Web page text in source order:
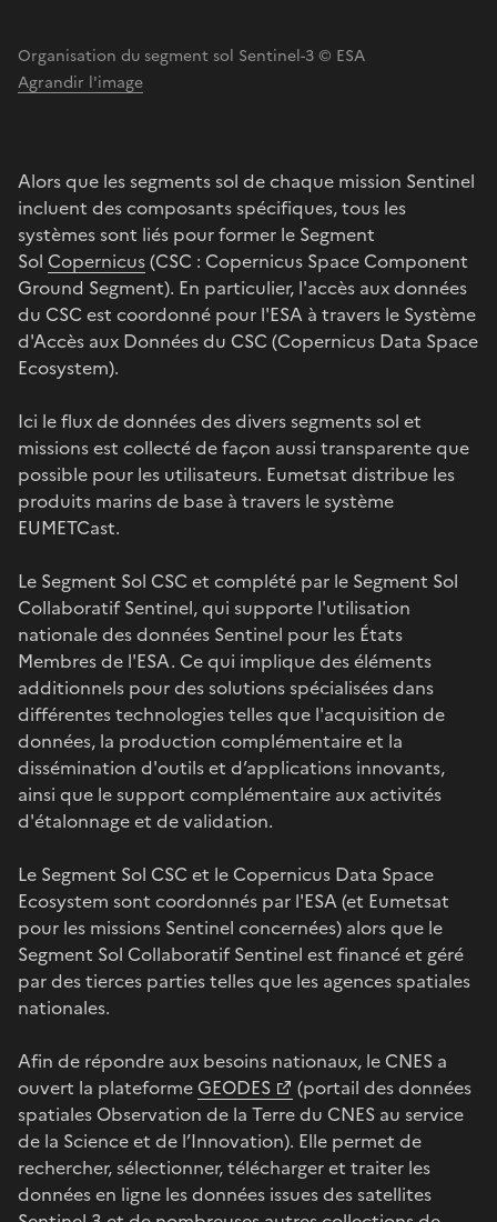
Organisation du segment sol Sentinel-3 © ESA
Agrandir l'image
Alors que les segments sol de chaque mission Sentinel
incluent des composants spécifiques, tous les
systèmes sont liés pour former le Segment
Sol Copernicus(CSC : Copernicus Space Component
Ground Segment). En particulier, l'accès aux données
du CSC est coordonné pour l'ESA à travers le Système
d'Accès aux Données du CSC (Copernicus Data Space
Ecosystem).
Ici le flux de données des divers segments sol et
missions est collecté de façon aussi transparente que
possible pour les utilisateurs. Eumetsat distribue les
produits marins de base à travers le système
EUMETCast.
Le Segment Sol CSC et complété par le Segment Sol
Collaboratif Sentinel, qui supporte l'utilisation
nationale des données Sentinel pour les États
Membres de l'ESA. Ce qui implique des éléments
additionnels pour des solutions spécialisées dans
différentes technologies telles que l'acquisition de
données, la production complémentaire et la
dissémination d'outils et d’applications innovants,
ainsi que le support complémentaire aux activités
d'étalonnage et de validation.
Le Segment Sol CSC et le Copernicus Data Space
Ecosystem sont coordonnés par l'ESA (et Eumetsat
pour les missions Sentinel concernées) alors que le
Segment Sol Collaboratif Sentinel est financé et géré
par des tierces parties telles que les agences spatiales
nationales.
Afin de répondre aux besoins nationaux, le CNES a
ouvert la plateforme GEODES
(portail des données
spatiales Observation de la Terre du CNES au service
de la Science et de l’Innovation). Elle permet de
rechercher, sélectionner, télécharger et traiter les
données en ligne les données issues des satellites